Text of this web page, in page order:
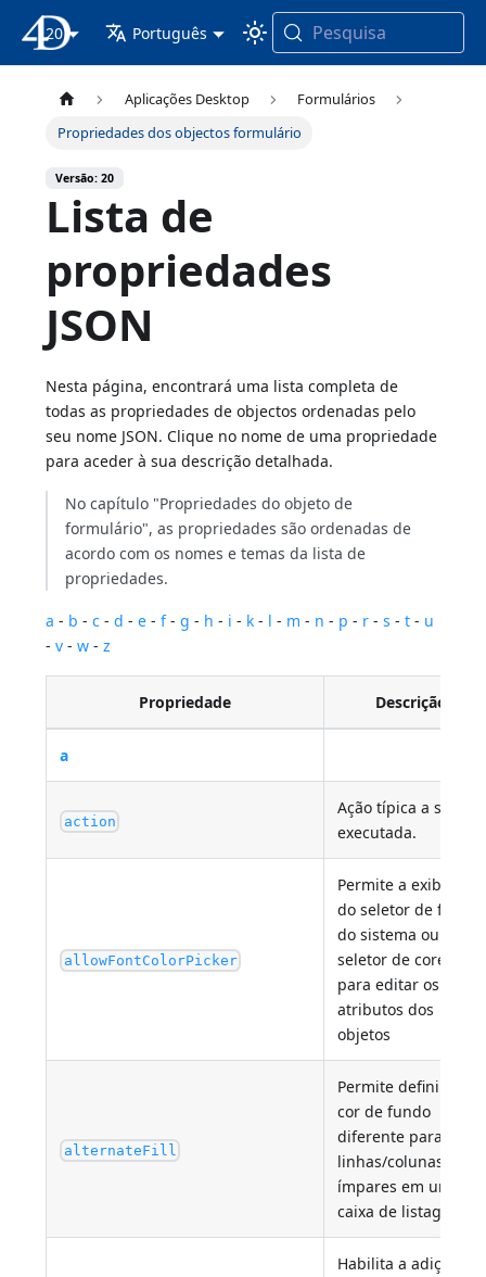
Documentação 4D
20 Português Pesquisa
Aplicações Desktop
Formulários
Propriedades dos objectos formulário
Versão: 20
Lista de
propriedades
JSON
Nesta página, encontrará uma lista completa de
todas as propriedades de objectos ordenadas pelo
seu nome JSON. Clique no nome de uma propriedade
para aceder à sua descrição detalhada.
No capítulo "Propriedades do objeto de
formulário", as propriedades são ordenadas de
acordo com os nomes e temas da lista de
propriedades.
a - b -c -d -e -f-g - h - i - k - l - m - n - p - r -s -t - u
-v -w -z
Propriedade Descrição
a
action
Ação típica a ser
executada.
allowFontColorPicker
Permite a exibição
do seletor de fontes
do sistema ou do
seletor de cores
para editar os
atributos dos
objetos
alternateFill
Permite definir uma
cor de fundo
diferente para
linhas/colunas
ímpares em uma
caixa de listagem.
Habilita a adição